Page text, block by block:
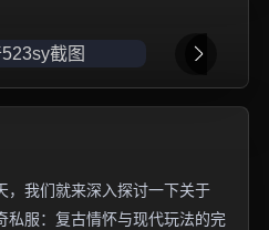
，我们就来深入探讨一下关于
私服：复古情怀与现代玩法的完